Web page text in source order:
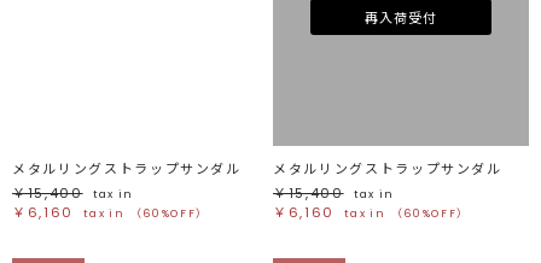
レッド レッド
ピンク ピンク
ミックス ミックス
メタルリングストラップサンダル
￥15,400
tax in
￥6,160 tax in （60%OFF）
再入荷受付
メタルリングストラップサンダル
￥15,400
tax in
￥6,160 tax in （60%OFF）